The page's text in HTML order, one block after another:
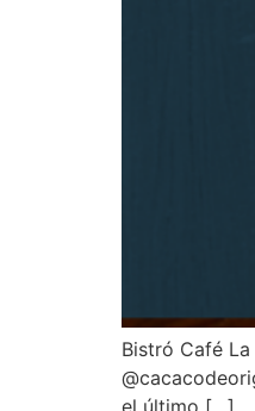
Bistró Café
el último […]